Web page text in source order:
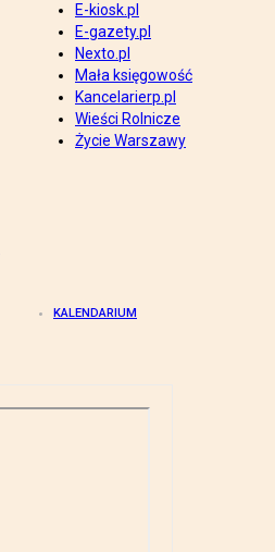
E-kiosk.pl
E-gazety.pl
Nexto.pl
Mała księgowość
Kancelarierp.pl
Wieści Rolnicze
Życie Warszawy
KALENDARIUM